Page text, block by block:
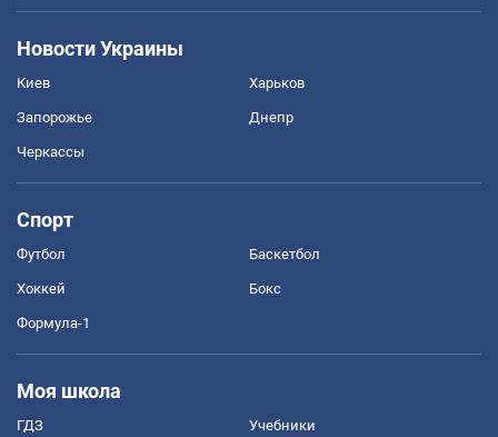
Новости Украины
Киев Харьков
Запорожье Днепр
Черкассы
Спорт
Футбол Баскетбол
Хоккей Бокс
Формула-1
Моя школа
ГДЗ Учебники